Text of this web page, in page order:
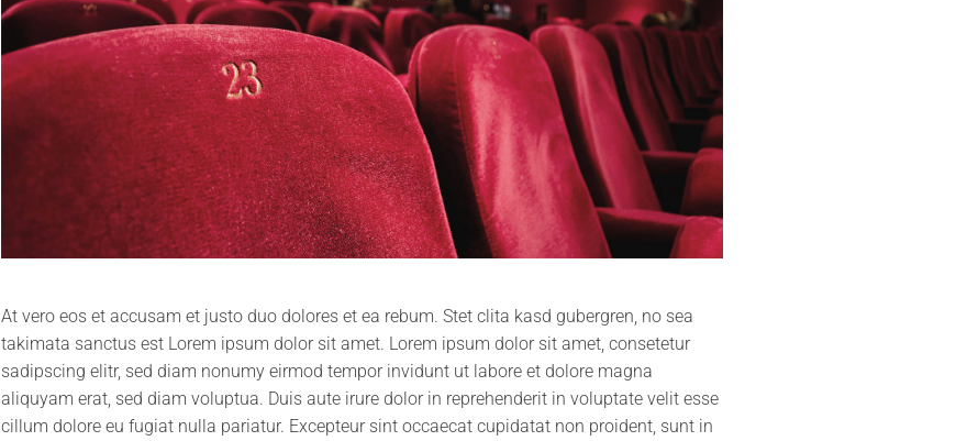
At vero eos et accusam et justo duo dolores et ea rebum. Stet clita kasd gubergren, no sea
takimata sanctus est Lorem ipsum dolor sit amet. Lorem ipsum dolor sit amet, consetetur
sadipscing elitr, sed diam nonumy eirmod tempor invidunt ut labore et dolore magna
aliquyam erat, sed diam voluptua. Duis aute irure dolor in reprehenderit in voluptate velit esse
cillum dolore eu fugiat nulla pariatur. Excepteur sint occaecat cupidatat non proident, sunt in